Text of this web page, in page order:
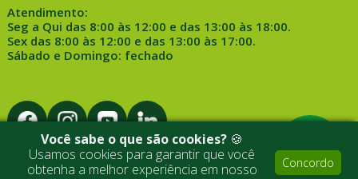
Atendimento:
Seg a Qui das 8:00 às 12:00 e das 13:00 às 18:00.
Sex das 8:00 às 12:00 e das 13:00 às 17:00.
Sábado e Domingo: fechado
Você sabe o que são cookies? 🍪
Usamos cookies para garantir que você
obtenha a melhor experiência em nosso
Concordo